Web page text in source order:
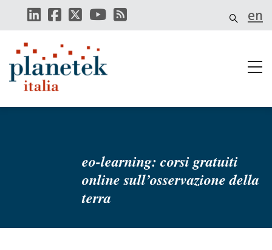
contenuto
en
eo-learning: corsi gratuiti
online sull’osservazione della
terra